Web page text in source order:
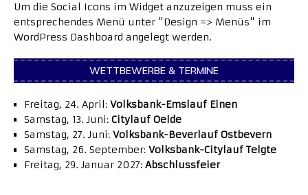
Um die Social Icons im Widget anzuzeigen muss ein
entsprechendes Menü unter "Design => Menüs" im
WordPress Dashboard angelegt werden.
WETTBEWERBE & TERMINE
Freitag, 24. April: Volksbank-Emslauf Einen
Samstag, 13. Juni: Citylauf Oelde
Samstag, 27. Juni: Volksbank-Beverlauf Ostbevern
Samstag, 26. September: Volksbank-Citylauf Telgte
Freitag, 29. Januar 2027: Abschlussfeier